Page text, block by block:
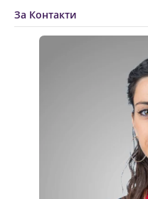
За Контакти